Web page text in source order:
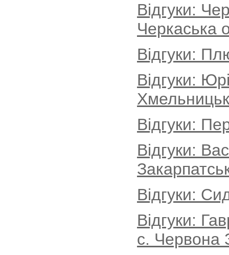
Відгуки:
Черкаська
Відгуки:
Відгуки:
Відгуки:
Відгуки:
Відгуки:
Відгуки:
с. Червона